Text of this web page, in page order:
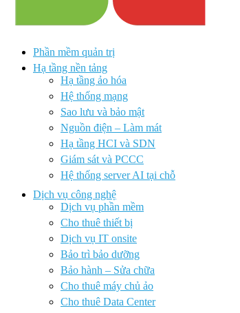
Phần mềm quản trị
Hạ tầng nền tảng
Hạ tầng ảo hóa
Hệ thống mạng
Sao lưu và bảo mật
Nguồn điện – Làm mát
Hạ tầng HCI và SDN
Giám sát và PCCC
Hệ thống server AI tại chỗ
Dịch vụ công nghệ
Dịch vụ phần mềm
Cho thuê thiết bị
Dịch vụ IT onsite
Bảo trì bảo dưỡng
Bảo hành – Sửa chữa
Cho thuê máy chủ ảo
Cho thuê Data Center